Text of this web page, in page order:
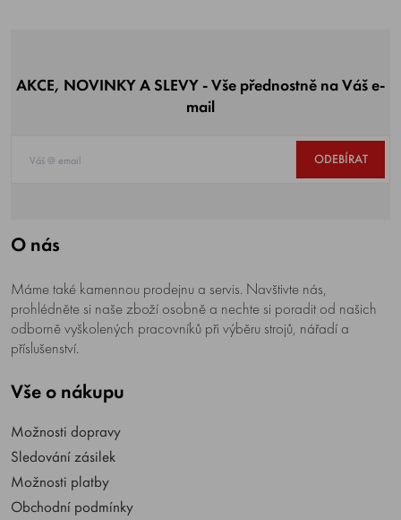
AKCE, NOVINKY A SLEVY - Vše přednostně na Váš e-
mail
ODEBÍRAT
O nás
Máme také kamennou prodejnu a servis. Navštivte nás,
prohlédněte si naše zboží osobně a nechte si poradit od našich
odborně vyškolených pracovníků při výběru strojů, nářadí a
příslušenství.
Vše o nákupu
Možnosti dopravy
Sledování zásilek
Možnosti platby
Obchodní podmínky